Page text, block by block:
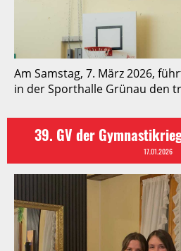
Am Samstag, 7. März 2026,
in der Sporthalle Grünau den
39. GV der
17.01.2026